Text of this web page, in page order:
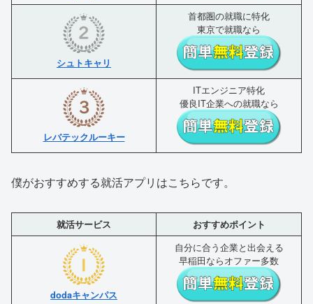
シュトキャリ
首都圏の就職に特化
東京で就職なら
レバテックルーキー
ITエンジニア特化
優良IT企業への就職なら
僕がおすすめする就活アプリはこちらです。
就活サービス おすすめポイント
dodaキャンパス
自分に合う企業と出会える
早稲田ならオファー多数